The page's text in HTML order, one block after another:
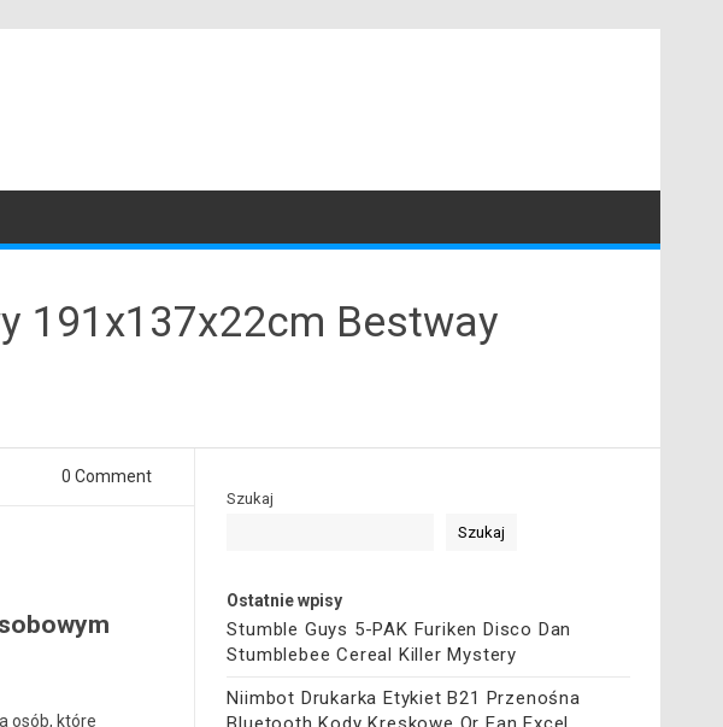
191x137x22cm Bestway
0 Comment
osób, które
Szukaj
Szukaj
Ostatnie wpisy
Stumble Guys 5-PAK Furiken Disco Dan
Stumblebee Cereal Killer Mystery
Niimbot Drukarka Etykiet B21 Przenośna